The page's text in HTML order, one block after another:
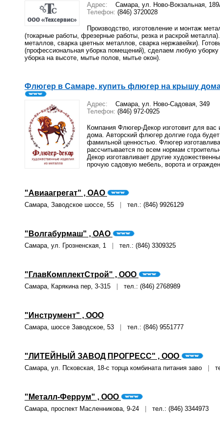
Адрес:
Самара, ул. Ново-Вокзальная,
Телефон: (846) 3720028
Производство, изготовление и монтаж
(токарные работы, фрезерные работы, резка и раскрой
металлов, сварка цветных металлов, сварка нержавейки).
(профессиональная уборка помещений), сделаем любую уборку
уборка на высоте, мытье полов, мытье окон).
Флюгер в Самаре, купить флюгер на крышу
Адрес:
Самара, ул. Ново-Садовая, 349
Телефон: (846) 972-0925
Компания Флюгер-Декор изготовит для
дома. Авторский флюгер долгие года
фамильной ценностью. Флюгер
рассчитывается по всем нормам
Декор изготавливает другие
прочую садовую мебель, ворота и
"Авиаагрегат" , ОАО
Самара, Заводское шоссе, 55 тел.: (846) 9926129
"Волгабурмаш" , ОАО
Самара, ул. Грозненская, 1 тел.: (846) 3309325
"ГлавКомплектСтрой" , ООО
Самара, Карякина пер, 3-315 тел.: (846) 2768989
"Инструмент" , ООО
Самара, шоссе Заводское, 53 тел.: (846) 9551777
"ЛИТЕЙНЫЙ ЗАВОД ПРОГРЕСС" , ООО
Самара, ул. Псковская, 18-с торца комбината питания заво
"Металл-Феррум" , ООО
Самара, проспект Масленникова, 9-24 тел.: (846) 3344973